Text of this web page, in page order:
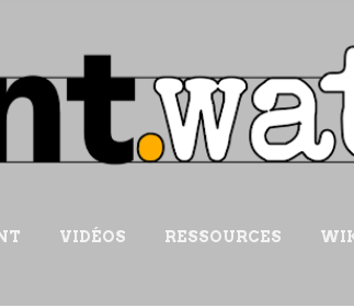
VIDÉOS RESSOURCES